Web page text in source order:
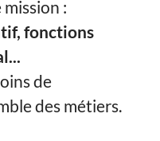
:
fonctions
de
des métiers.